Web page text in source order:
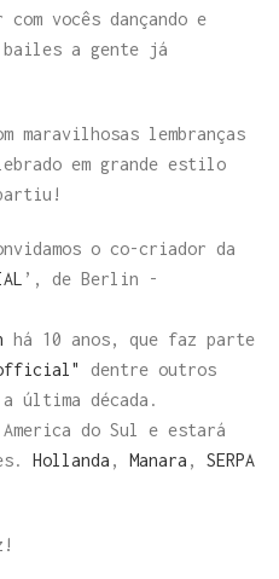
vocês dançando e
bailes a gente já
maravilhosas lembranças
em grande estilo
o co-criador da
’, de Berlin -
há 10 anos, que faz parte
dentre outros
última década.
do Sul e estará
Hollanda , Manara , SERPA